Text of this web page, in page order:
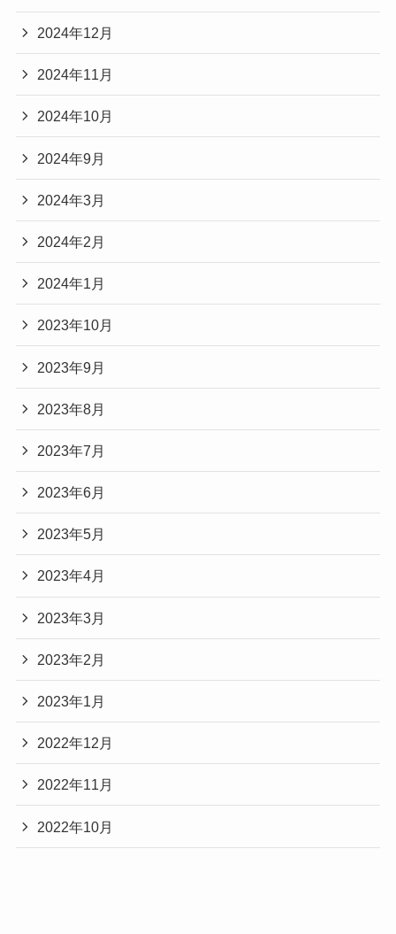
2024年12月
2024年11月
2024年10月
2024年9月
2024年3月
2024年2月
2024年1月
2023年10月
2023年9月
2023年8月
2023年7月
2023年6月
2023年5月
2023年4月
2023年3月
2023年2月
2023年1月
2022年12月
2022年11月
2022年10月